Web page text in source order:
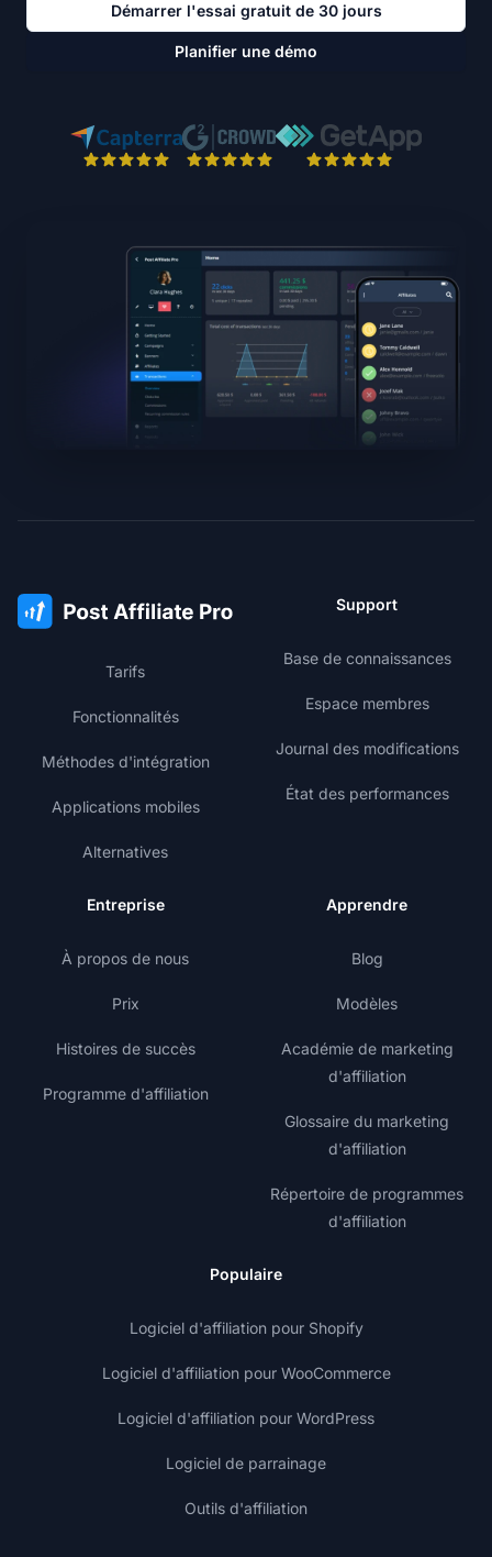
Démarrer l'essai gratuit de 30 jours
Planifier une démo
Tarifs
Fonctionnalités
Méthodes d'intégration
Applications mobiles
Alternatives
Support
Base de connaissances
Espace membres
Journal des modifications
État des performances
Entreprise
À propos de nous
Prix
Histoires de succès
Programme d'affiliation
Apprendre
Blog
Modèles
Académie de marketing
d'affiliation
Glossaire du marketing
d'affiliation
Répertoire de programmes
d'affiliation
Populaire
Logiciel d'affiliation pour Shopify
Logiciel d'affiliation pour WooCommerce
Logiciel d'affiliation pour WordPress
Logiciel de parrainage
Outils d'affiliation